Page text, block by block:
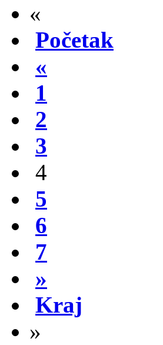
«
Početak
«
1
2
3
4
5
6
7
»
Kraj
»